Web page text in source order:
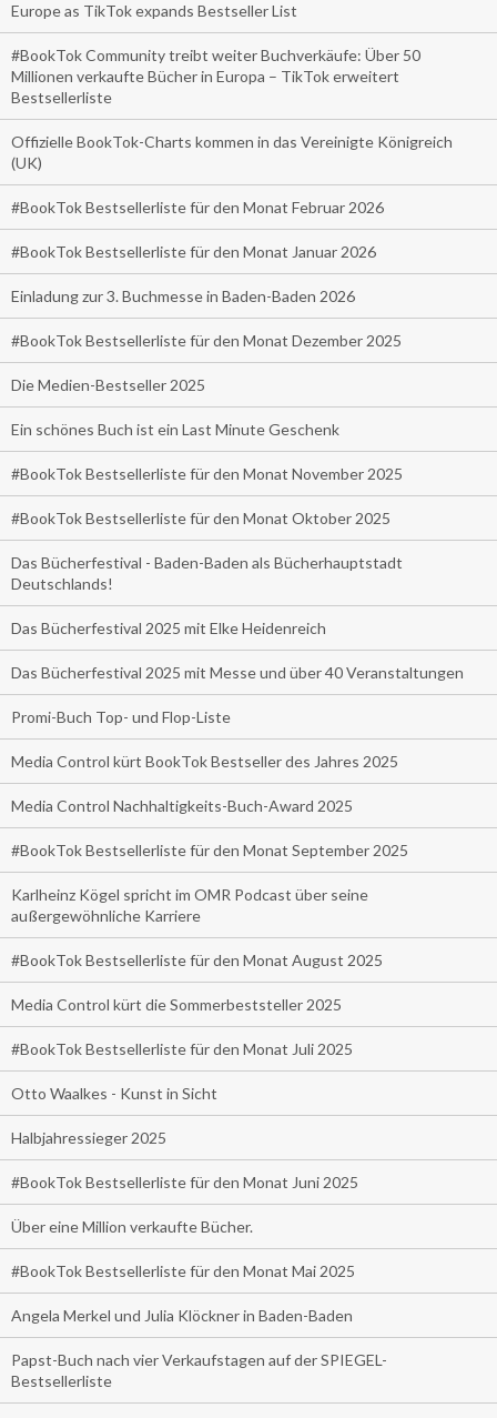
Europe as TikTok expands Bestseller List
#BookTok Community treibt weiter Buchverkäufe: Über 50
Millionen verkaufte Bücher in Europa – TikTok erweitert
Bestsellerliste
Offizielle BookTok-Charts kommen in das Vereinigte Königreich
(UK)
#BookTok Bestsellerliste für den Monat Februar 2026
#BookTok Bestsellerliste für den Monat Januar 2026
Einladung zur 3. Buchmesse in Baden-Baden 2026
#BookTok Bestsellerliste für den Monat Dezember 2025
Die Medien-Bestseller 2025
Ein schönes Buch ist ein Last Minute Geschenk
#BookTok Bestsellerliste für den Monat November 2025
#BookTok Bestsellerliste für den Monat Oktober 2025
Das Bücherfestival - Baden-Baden als Bücherhauptstadt
Deutschlands!
Das Bücherfestival 2025 mit Elke Heidenreich
Das Bücherfestival 2025 mit Messe und über 40 Veranstaltungen
Promi-Buch Top- und Flop-Liste
Media Control kürt BookTok Bestseller des Jahres 2025
Media Control Nachhaltigkeits-Buch-Award 2025
#BookTok Bestsellerliste für den Monat September 2025
Karlheinz Kögel spricht im OMR Podcast über seine
außergewöhnliche Karriere
#BookTok Bestsellerliste für den Monat August 2025
Media Control kürt die Sommerbeststeller 2025
#BookTok Bestsellerliste für den Monat Juli 2025
Otto Waalkes - Kunst in Sicht
Halbjahressieger 2025
#BookTok Bestsellerliste für den Monat Juni 2025
Über eine Million verkaufte Bücher.
#BookTok Bestsellerliste für den Monat Mai 2025
Angela Merkel und Julia Klöckner in Baden-Baden
Papst-Buch nach vier Verkaufstagen auf der SPIEGEL-
Bestsellerliste